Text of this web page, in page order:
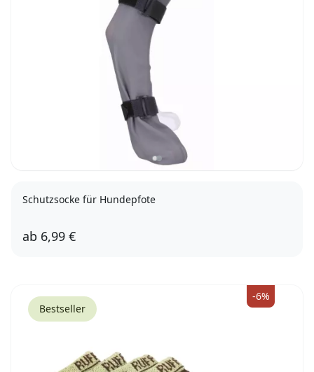
Schutzsocke für Hundepfote
ab 6,99 €
Bestseller
-6%